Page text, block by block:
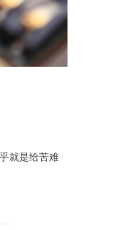
就是给苦难